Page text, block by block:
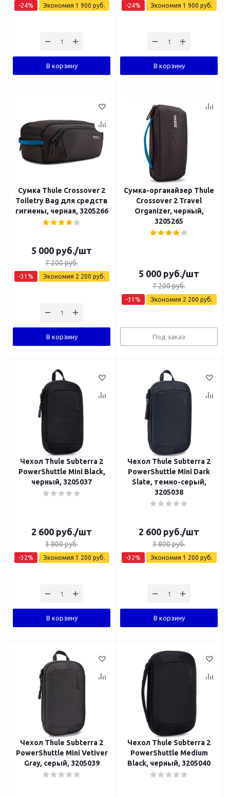
-24% Экономия 1 900 руб.
В корзину
-24% Экономия 1 900 руб.
В корзину
Сумка Thule Crossover 2
Toiletry Bag для средств
гигиены, черная, 3205266
5 000 руб./шт
7 200руб.
-31 % Экономия 2 200 руб.
В корзину
Сумка-органайзер Thule
Crossover 2 Travel
Organizer, черный,
3205265
5 000 руб./шт
7 200руб.
-31 % Экономия 2 200 руб.
Под заказ
Чехол Thule Subterra 2
PowerShuttle Mini Black,
черный, 3205037
2 600 руб./шт
3 800руб.
-32% Экономия 1 200 руб.
В корзину
Чехол Thule Subterra 2
PowerShuttle Mini Dark
Slate, темно-серый,
3205038
2 600 руб./шт
3 800руб.
-32% Экономия 1 200 руб.
В корзину
Чехол Thule Subterra 2
PowerShuttle Mini Vetiver
Gray, серый, 3205039
Чехол Thule Subterra 2
PowerShuttle Medium
Black, черный, 3205040